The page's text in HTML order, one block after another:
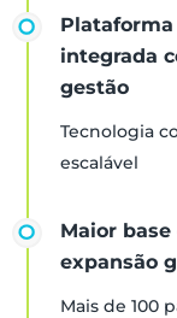
Plataforma
integrada
gestão
Tecnologia
escalável
Maior
expansão
Mais de 100